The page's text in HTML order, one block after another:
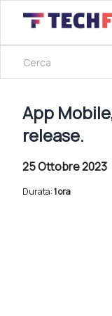
App Mobile,
App
release.
25 Ottobre 2023
Durata:1 ora